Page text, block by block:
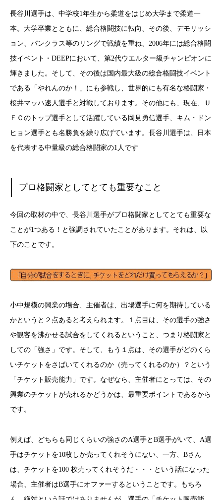
長谷川選手は、中学校1年生から柔道をはじめ大学まで柔道一
本。大学卒業とともに、総合格闘技に転向、その後、デモリッシ
ョン、パンクラス等のリングで戦績を重ね、2006年には総合格闘
技イベント・DEEPにおいて、第2代ウエルター級チャンピオンに
輝きました。そして、その後は国内最大級の総合格闘技イベント
である「やれんのか！」にも参戦し、世界的にも有名な格闘家・
桜井マッハ速人選手と対戦しております。その他にも、現在、Ｕ
ＦＣのトップ選手として活躍している岡見勇信選手、キム・ドン
ヒョン選手とも名勝負を繰り広げています。長谷川選手は、日本
を代表する中量級の総合格闘家の1人です
プロ格闘家としてとても重要なこと
今回の取材の中で、長谷川選手がプロ格闘家としてとても重要な
ことが1つある！と強調されていたことがあります。それは、以
下のことです。
小中規模の興業の場合、主催者は、出場選手に何を期待している
かというと２点あると考えられます。１点目は、その選手の強さ
や観客を沸かせる試合をしてくれるということ、つまり格闘家と
しての「強さ」です。そして、もう１点は、その選手がどのくら
いチケットをさばいてくれるのか（売ってくれるのか）？という
「チケット販売能力」です。なぜなら、主催者にとっては、その
興業のチケットが売れるかどうかは、最重要ポイントであるから
です。
例えば、どちらも同じくらいの強さのA選手とB選手がいて、A選
手はチケットを10枚しか売ってくれそうにない、一方、Bさん
は、チケットを100 枚売ってくれそうだ・・・という話になった
場合、主催者はB選手にオファーするということです。もちろ